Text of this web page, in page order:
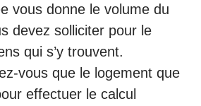
vous donne le volume du
devez solliciter pour le
qui s’y trouvent.
vous que le logement que
effectuer le calcul